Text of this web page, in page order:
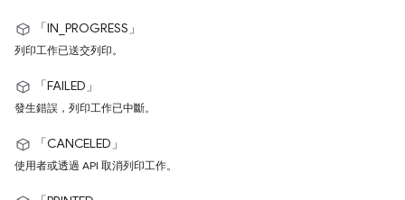
「IN_PROGRESS」
列印工作已送交列印。
「FAILED」
發生錯誤，列印工作已中斷。
「CANCELED」
使用者或透過 API 取消列印工作。